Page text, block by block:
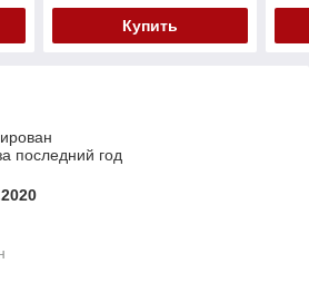
Купить
последний год